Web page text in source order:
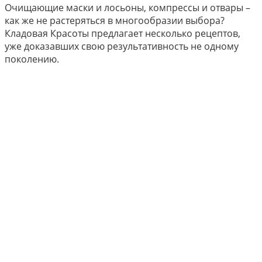
Очищающие маски и лосьоны, компрессы и отвары –
как же не растеряться в многообразии выбора?
Кладовая Красоты предлагает несколько рецептов,
уже доказавших свою результативность не одному
поколению.